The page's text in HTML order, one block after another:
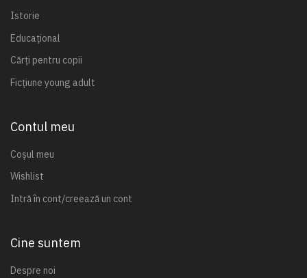
Istorie
Educațional
Cărți pentru copii
Ficțiune young adult
Contul meu
Coșul meu
Wishlist
Intră în cont/creează un cont
Cine suntem
Despre noi